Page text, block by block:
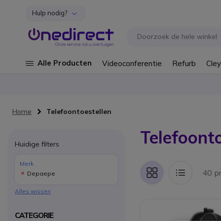
Ga naar de inhoud
Hulp nodig?
Alle Producten Videoconferentie Refurb
Home Telefoontoestellen
Foto- Lijst 40
Huidige filters
Merk
Depaepe
Alles wissen
CATEGORIE